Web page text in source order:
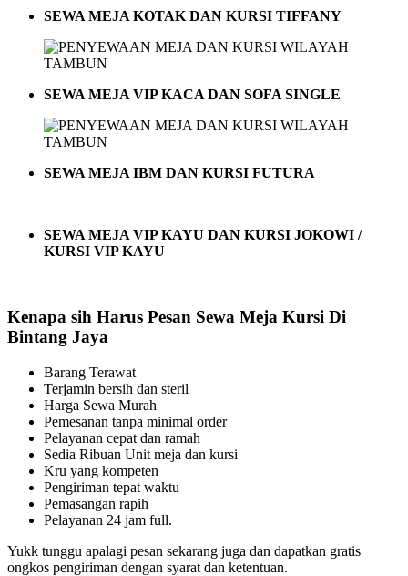
SEWA MEJA KOTAK DAN KURSI TIFFANY
SEWA MEJA VIP KACA DAN SOFA SINGLE
SEWA MEJA IBM DAN KURSI FUTURA
SEWA MEJA VIP KAYU DAN KURSI JOKOWI /
KURSI VIP KAYU
Kenapa sih Harus Pesan Sewa Meja Kursi Di
Bintang Jaya
Barang Terawat
Terjamin bersih dan steril
Harga Sewa Murah
Pemesanan tanpa minimal order
Pelayanan cepat dan ramah
Sedia Ribuan Unit meja dan kursi
Kru yang kompeten
Pengiriman tepat waktu
Pemasangan rapih
Pelayanan 24 jam full.
Yukk tunggu apalagi pesan sekarang juga dan dapatkan gratis
ongkos pengiriman dengan syarat dan ketentuan.